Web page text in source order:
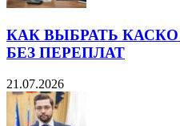
КАК ВЫБРАТЬ
БЕЗ ПЕРЕПЛАТ
21.07.2026